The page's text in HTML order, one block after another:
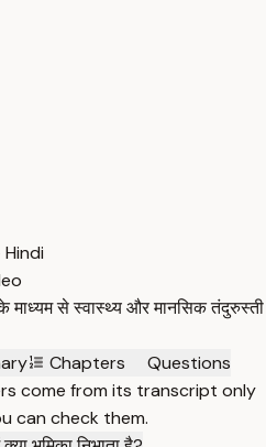
के माध्यम से स्वास्थ्य और मानसिक तंदुरुस्ती
Chapters
Questions
come from its transcript only
can check them.